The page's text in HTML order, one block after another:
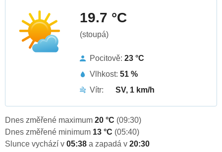
19.7 °C
(stoupá)
Pocitově: 23 °C
Vlhkost: 51 %
Vítr:
SV, 1 km/h
Dnes změřené maximum 20 °C (09:30)
Dnes změřené minimum 13 °C (05:40)
Slunce vychází v 05:38 a zapadá v 20:30